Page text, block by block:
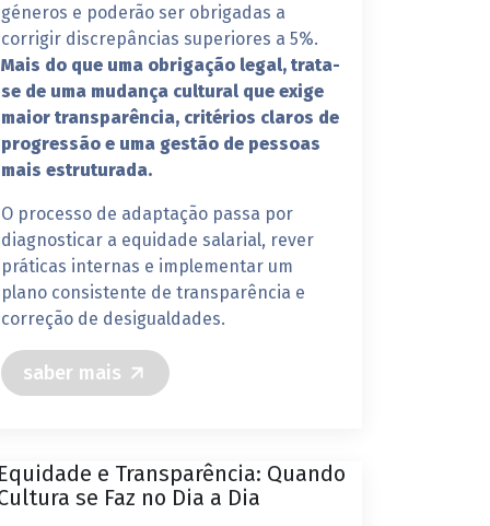
géneros e poderão ser obrigadas a
corrigir discrepâncias superiores a 5%.
Mais do que uma obrigação legal, trata-
se de uma mudança cultural que exige
maior transparência, critérios claros de
progressão e uma gestão de pessoas
mais estruturada.
O processo de adaptação passa por
diagnosticar a equidade salarial, rever
práticas internas e implementar um
plano consistente de transparência e
correção de desigualdades.
saber mais